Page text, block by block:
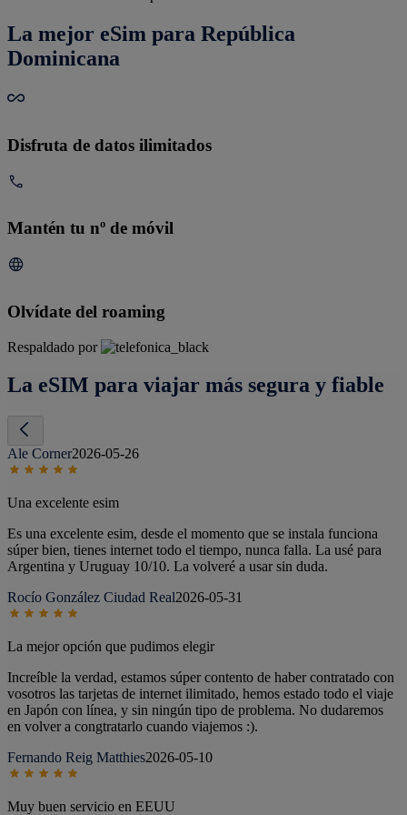
La mejor eSim para República
Dominicana
Disfruta de datos ilimitados
Mantén tu nº de móvil
Olvídate del roaming
Respaldado por
La eSIM para viajar más segura y fiable
Ale Corner2026-05-26
Una excelente esim
Es una excelente esim, desde el momento que se instala funciona
súper bien, tienes internet todo el tiempo, nunca falla. La usé para
Argentina y Uruguay 10/10. La volveré a usar sin duda.
Rocío González Ciudad Real2026-05-31
La mejor opción que pudimos elegir
Increíble la verdad, estamos súper contento de haber contratado con
vosotros las tarjetas de internet ilimitado, hemos estado todo el viaje
en Japón con línea, y sin ningún tipo de problema. No dudaremos
en volver a congtratarlo cuando viajemos :).
Fernando Reig Matthies2026-05-10
Muy buen servicio en EEUU